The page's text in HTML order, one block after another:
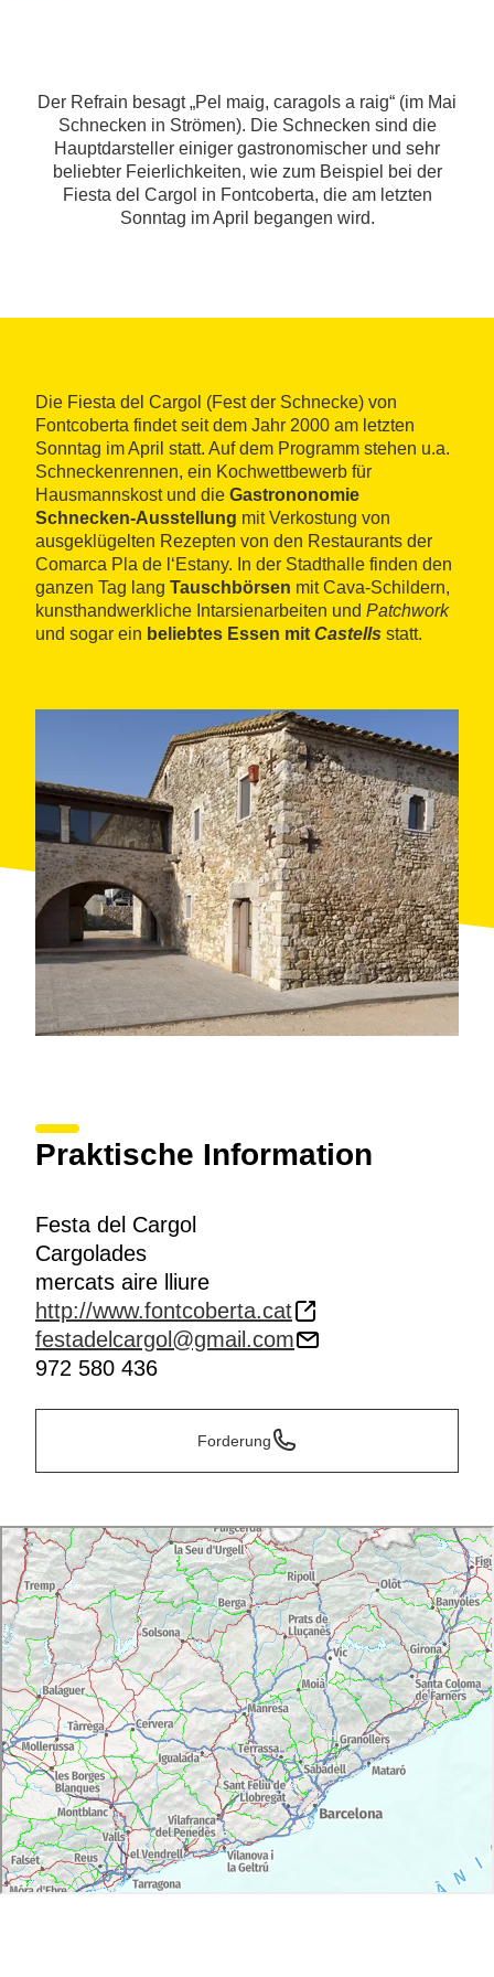
Der Refrain besagt „Pel maig, caragols a raig“ (im Mai
Schnecken in Strömen). Die Schnecken sind die
Hauptdarsteller einiger gastronomischer und sehr
beliebter Feierlichkeiten, wie zum Beispiel bei der
Fiesta del Cargol in Fontcoberta, die am letzten
Sonntag im April begangen wird.
Die Fiesta del Cargol (Fest der Schnecke) von
Fontcoberta findet seit dem Jahr 2000 am letzten
Sonntag im April statt. Auf dem Programm stehen u.a.
Schneckenrennen, ein Kochwettbewerb für
Hausmannskost und die Gastrononomie
Schnecken-Ausstellung mit Verkostung von
ausgeklügelten Rezepten von den Restaurants der
Comarca Pla de l‘Estany. In der Stadthalle finden den
ganzen Tag lang Tauschbörsen mit Cava-Schildern,
kunsthandwerkliche Intarsienarbeiten und Patchwork
und sogar ein beliebtes Essen mit Castells statt.
Praktische Information
Festa del Cargol
Cargolades
mercats aire lliure
http://www.fontcoberta.cat
festadelcargol@gmail.com
972 580 436
Forderung